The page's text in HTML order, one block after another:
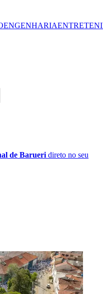
ENGENHARIA
de Barueri direto no seu